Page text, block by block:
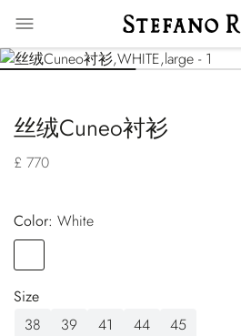
丝绒Cuneo衬衫
£ 770
Color:
white
Size
38
39 41 44 45